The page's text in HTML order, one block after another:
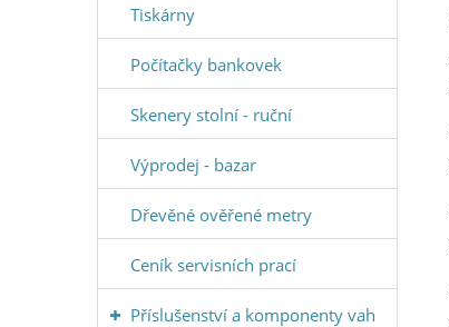
Tiskárny
Počítačky bankovek
Skenery stolní - ruční
Výprodej - bazar
Dřevěné ověřené metry
Ceník servisních prací
Příslušenství a komponenty vah